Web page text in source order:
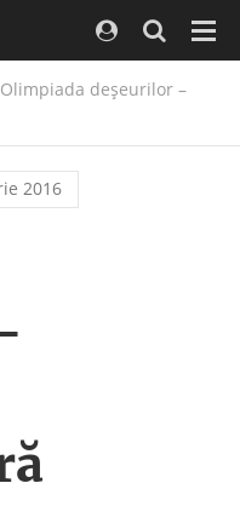
Olimpiada deșeurilor –
2016